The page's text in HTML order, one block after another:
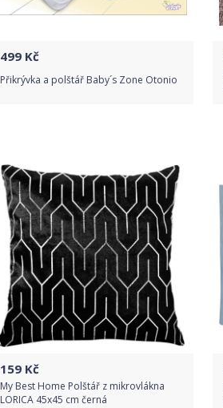
499 Kč
Přikrývka a polštář Baby´s Zone Otonio
Detail produktu
159 Kč
My Best Home Polštář z mikrovlákna
LORICA 45x45 cm černá